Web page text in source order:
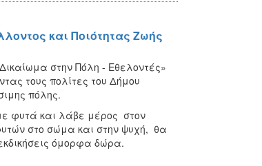
και Ποιότητας Ζωής
στην Πόλη - Εθελοντές»
τους πολίτες του Δήμου
πόλης.
φυτά και λάβε μέρος στον
στο σώμα και στην ψυχή, θα
όμορφα δώρα.